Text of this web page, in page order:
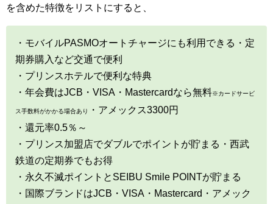
を含めた特徴をリストにすると、
・モバイルPASMOオートチャージにも利用できる・定
期券購入など交通で便利
・プリンスホテルで便利な特典
・年会費はJCB・VISA・Mastercardなら無料※カードサービ
ス手数料がかかる場合あり
・アメックス3300円
・還元率0.5％～
・プリンス加盟店でダブルでポイントが貯まる・西武
鉄道の定期券でもお得
・永久不滅ポイントとSEIBU Smile POINTが貯まる
・国際ブランドはJCB・VISA・Mastercard・アメック